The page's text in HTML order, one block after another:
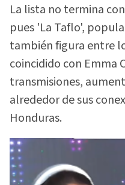
La lista no termina
pues 'La Taflo',
también figura entre
coincidido con Emma
transmisiones,
alrededor de sus
Honduras.